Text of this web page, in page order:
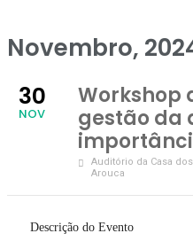
Novembro,
30
NOV
Workshop
gestão da
Auditório da Casa
Arouca
Descrição do Evento